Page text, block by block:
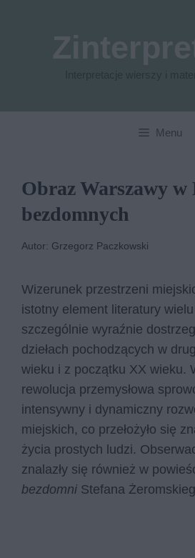
Menu
Obraz Warszawy w
bezdomnych
Autor: Grzegorz Paczkowski
Wizerunek przestrzeni
istotny element literatury
szczególnie wyraźnie
dziełach pochodzących w
wieku i z początku XX wieku.
rewolucja przemysłowa
intensywny i dynamiczny
miejskich, co przełożyło się
życia prostych ludzi.
znalazły się również w
bezdomni Stefana